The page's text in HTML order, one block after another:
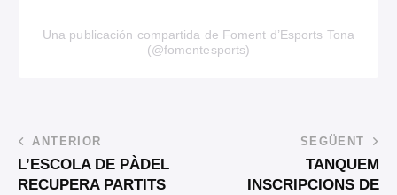
Una publicación compartida de Foment d’Esports Tona
(@fomentesports)
ANTERIOR
L’ESCOLA DE PÀDEL
RECUPERA PARTITS
SEGÜENT
TANQUEM
INSCRIPCIONS DE